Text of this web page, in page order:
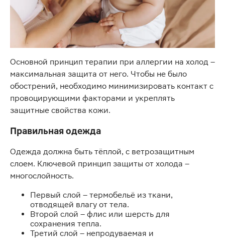
Основной принцип терапии при аллергии на холод –
максимальная защита от него. Чтобы не было
обострений, необходимо минимизировать контакт с
провоцирующими факторами и укреплять
защитные свойства кожи.
Правильная одежда
Одежда должна быть тёплой, с ветрозащитным
слоем. Ключевой принцип защиты от холода –
многослойность.
Первый слой – термобельё из ткани,
отводящей влагу от тела.
Второй слой – флис или шерсть для
сохранения тепла.
Третий слой – непродуваемая и